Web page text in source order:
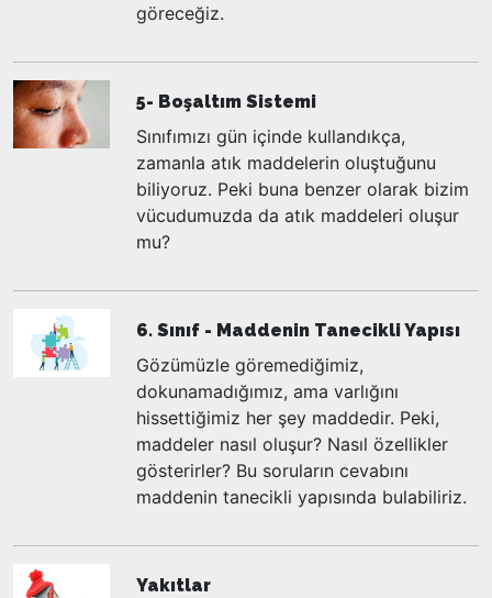
göreceğiz.
5- Boşaltım Sistemi
Sınıfımızı gün içinde kullandıkça,
zamanla atık maddelerin oluştuğunu
biliyoruz. Peki buna benzer olarak bizim
vücudumuzda da atık maddeleri oluşur
mu?
6. Sınıf - Maddenin Tanecikli Yapısı
Gözümüzle göremediğimiz,
dokunamadığımız, ama varlığını
hissettiğimiz her şey maddedir. Peki,
maddeler nasıl oluşur? Nasıl özellikler
gösterirler? Bu soruların cevabını
maddenin tanecikli yapısında bulabiliriz.
Yakıtlar